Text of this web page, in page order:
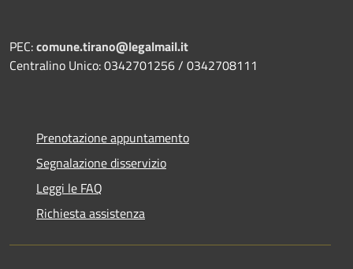
PEC:comune.tirano@legalmail.it
Centralino Unico: 0342701256 / 0342708111
Prenotazione appuntamento
Segnalazione disservizio
Leggi le FAQ
Richiesta assistenza